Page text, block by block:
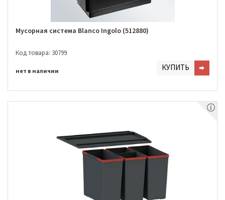
Мусорная система Blanco Ingolo (512880)
Код товара: 30799
нет в наличии КУПИТЬ